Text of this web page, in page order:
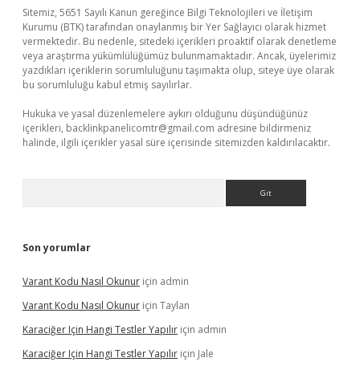
Sitemiz, 5651 Sayılı Kanun gereğince Bilgi Teknolojileri ve İletişim
Kurumu (BTK) tarafından onaylanmış bir Yer Sağlayıcı olarak hizmet
vermektedir. Bu nedenle, sitedeki içerikleri proaktif olarak denetleme
veya araştırma yükümlülüğümüz bulunmamaktadır. Ancak, üyelerimiz
yazdıkları içeriklerin sorumluluğunu taşımakta olup, siteye üye olarak
bu sorumluluğu kabul etmiş sayılırlar.
Hukuka ve yasal düzenlemelere aykırı olduğunu düşündüğünüz
içerikleri, backlinkpanelicomtr@gmail.com adresine bildirmeniz
halinde, ilgili içerikler yasal süre içerisinde sitemizden kaldırılacaktır.
Son yorumlar
Varant Kodu Nasıl Okunur için admin
Varant Kodu Nasıl Okunur için Taylan
Karaciğer Için Hangi Testler Yapılır için admin
Karaciğer Için Hangi Testler Yapılır için Jale